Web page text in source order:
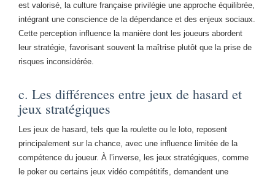
est valorisé, la culture française privilégie une approche équilibrée,
intégrant une conscience de la dépendance et des enjeux sociaux.
Cette perception influence la manière dont les joueurs abordent
leur stratégie, favorisant souvent la maîtrise plutôt que la prise de
risques inconsidérée.
c. Les différences entre jeux de hasard et
jeux stratégiques
Les jeux de hasard, tels que la roulette ou le loto, reposent
principalement sur la chance, avec une influence limitée de la
compétence du joueur. À l’inverse, les jeux stratégiques, comme
le poker ou certains jeux vidéo compétitifs, demandent une